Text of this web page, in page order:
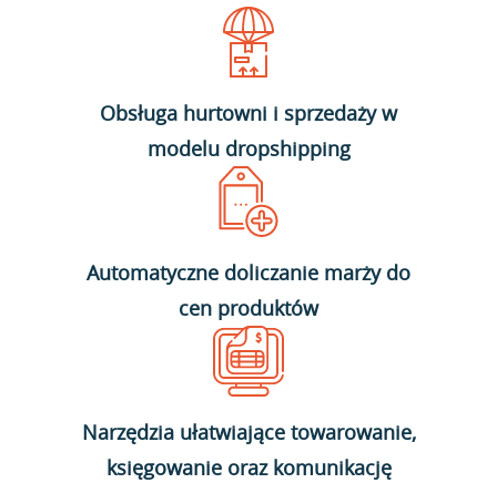
Obsługa hurtowni i sprzedaży w
modelu dropshipping
Automatyczne doliczanie marży do
cen produktów
Narzędzia ułatwiające towarowanie,
księgowanie oraz komunikację